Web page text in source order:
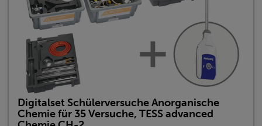
Digitalset Schülerversuche Anorganische
Chemie für 35 Versuche, TESS advanced